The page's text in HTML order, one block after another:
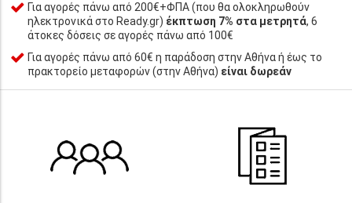
Για αγορές πάνω από 200€+ΦΠΑ (που θα ολοκληρωθούν
ηλεκτρονικά στο Ready.gr) έκπτωση 7% στα μετρητά, 6
άτοκες δόσεις σε αγορές πάνω από 100€
Για αγορές πάνω από 60€ η παράδοση στην Αθήνα ή έως το
πρακτορείο μεταφορών (στην Αθήνα) είναι δωρεάν